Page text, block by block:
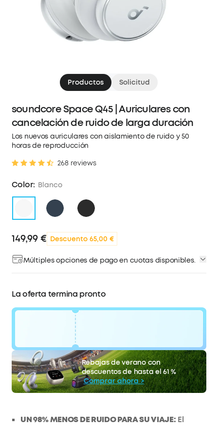
Productos Solicitud
soundcore Space Q45 | Auriculares con
cancelación de ruido de larga duración
Los nuevos auriculares con aislamiento de ruido y 50
horas de reproducción
268 reviews
Color: Blanco
149,99 € Descuento 65,00 €
Múltiples opciones de pago en cuotas disponibles.
La oferta termina pronto
65 €
Descuento
código:WS24G5OOSA6Z
La oferta termina pronto.
COPIAR
Rebajas de verano con
descuentos de hasta el 61 %
Comprar ahora >
UN 98% MENOS DE RUIDO PARA SU VIAJE: El